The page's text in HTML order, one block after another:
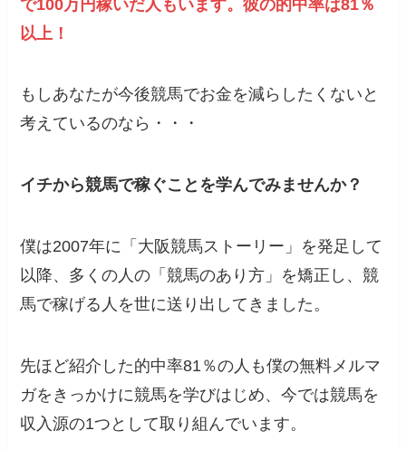
で100万円稼いだ人もいます。彼の的中率は81％
以上！
もしあなたが今後競馬でお金を減らしたくないと
考えているのなら・・・
イチから競馬で稼ぐことを学んでみませんか？
僕は2007年に「大阪競馬ストーリー」を発足して
以降、多くの人の「競馬のあり方」を矯正し、競
馬で稼げる人を世に送り出してきました。
先ほど紹介した的中率81％の人も僕の無料メルマ
ガをきっかけに競馬を学びはじめ、今では競馬を
収入源の1つとして取り組んでいます。